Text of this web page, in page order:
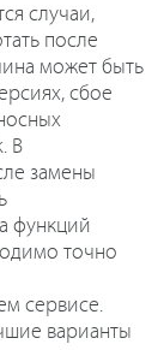
случаи,
после
может быть
сбое
В
замены
функций
точно
сервисе.
варианты